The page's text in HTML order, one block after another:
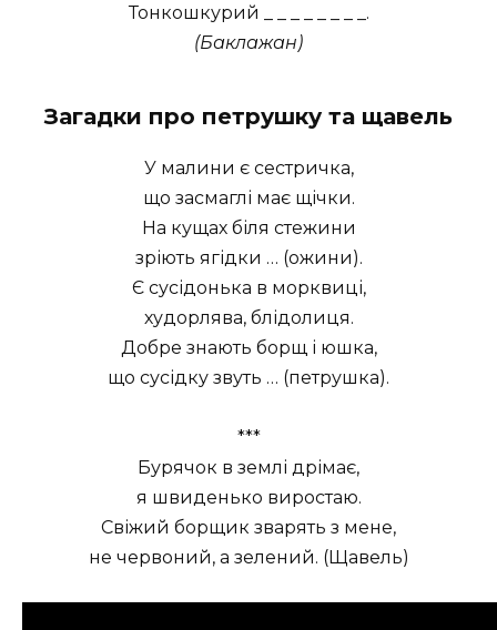
Тонкошкурий _ _ _ _ _ _ _ _.
(Баклажан)
Загадки про петрушку та щавель
У малини є сестричка,
що засмаглі має щічки.
На кущах біля стежини
зріють ягідки … (ожини).
Є сусідонька в морквиці,
худорлява, блідолиця.
Добре знають борщ і юшка,
що сусідку звуть … (петрушка).
***
Бурячок в землі дрімає,
я швиденько виростаю.
Свіжий борщик зварять з мене,
не червоний, а зелений. (Щавель)